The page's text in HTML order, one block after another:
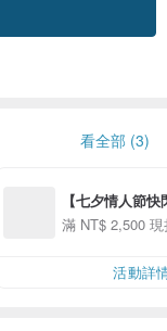
看全部 (3)
【七夕情人節
用 APP 購買任
00 現折 NT$100
滿 NT$ 2,500
活動詳